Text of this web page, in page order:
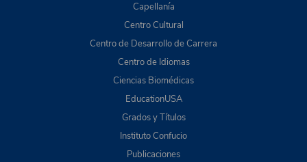
Capellanía
Centro Cultural
Centro de Desarrollo de Carrera
Centro de Idiomas
Ciencias Biomédicas
EducationUSA
Grados y Títulos
Instituto Confucio
Publicaciones